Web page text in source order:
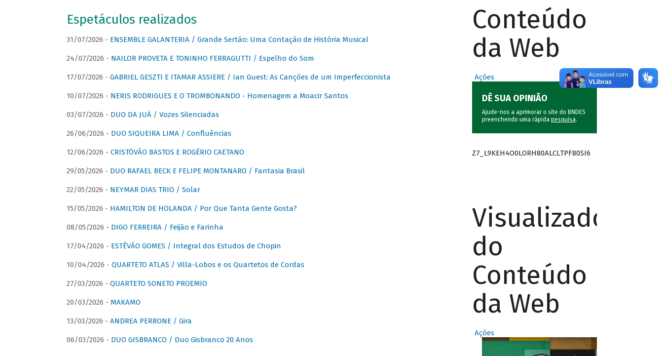
Espetáculos realizados
31/07/2026 - ENSEMBLE GALANTERIA / Grande Sertão: Uma Contação de História Musical
24/07/2026 - NAILOR PROVETA E TONINHO FERRAGUTTI / Espelho do Som
17/07/2026 - GABRIEL GESZTI E ITAMAR ASSIERE / Ian Guest: As Canções de um Imperfeccionista
10/07/2026 - NERIS RODRIGUES E O TROMBONANDO - Homenagem a Moacir Santos
03/07/2026 - DUO DA JUÁ / Vozes Silenciadas
26/06/2026 - DUO SIQUEIRA LIMA / Confluências
12/06/2026 - CRISTÓVÃO BASTOS E ROGÉRIO CAETANO
29/05/2026 - DUO RAFAEL BECK E FELIPE MONTANARO / Fantasia Brasil
22/05/2026 - NEYMAR DIAS TRIO / Solar
15/05/2026 - HAMILTON DE HOLANDA / Por Que Tanta Gente Gosta?
08/05/2026 - DIGO FERREIRA / Feijão e Farinha
17/04/2026 - ESTÊVÃO GOMES / Integral dos Estudos de Chopin
10/04/2026 - QUARTETO ATLAS / Villa-Lobos e os Quartetos de Cordas
27/03/2026 - QUARTETO SONETO PROEMIO
20/03/2026 - MAKAMO
13/03/2026 - ANDREA PERRONE / Gira
06/03/2026 - DUO GISBRANCO / Duo Gisbranco 20 Anos
Conteúdo
da Web
Ações
DÊ SUA OPINIÃO
Ajude-nos a aprimorar o site do BNDES
preenchendo uma rápida pesquisa.
Z7_L9KEH4O0LORH80ALCLTPF80SI6
Visualizador
do
Conteúdo
da Web
Ações